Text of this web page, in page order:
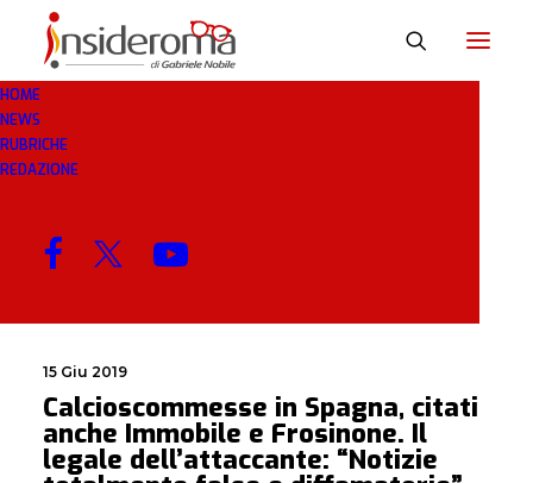
HOME
NEWS
RUBRICHE
REDAZIONE
CITATI
MENU
15 Giu 2019
Calcioscommesse in Spagna, citati
anche Immobile e Frosinone. Il
legale dell’attaccante: “Notizie